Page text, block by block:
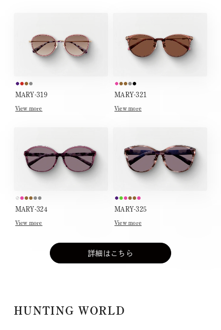
MARY-319
View more
MARY-321
View more
MARY-324
View more
MARY-325
View more
詳細はこちら
HUNTING WORLD